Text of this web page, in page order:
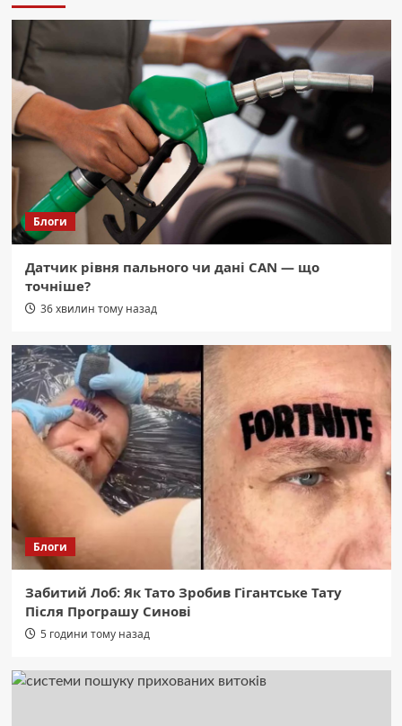
організму.
4
Область
СБУ: Ворог розставив “медові пастки”
для українських військових.
5
Область
Ожина: мало калорій, багато
клітковини. Користь та смачні способи
їсти.
Область
спіймані на фіктивних мобілізаціях у
2
Область
Буковина: Новий оглядовий
майданчик з бінокуляром подарує
краєвиди Чернівців
3
Область
Екстремальна спека: 13 порад, як
полегшити її перебіг для вашого
організму.
СБУ: Ворог розставив “медові пастки”
для українських військових.
Ожина: мало калорій, багато
Блоги
Датчик рівня пального чи дані CAN — що
точніше?
36 хвилин тому назад
Блоги
Забитий Лоб: Як Тато Зробив Гігантське Тату
Після Програшу Синові
5 години тому назад